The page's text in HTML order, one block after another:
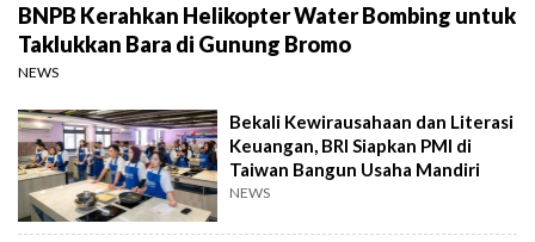
BNPB Kerahkan Helikopter Water Bombing untuk
Taklukkan Bara di Gunung Bromo
NEWS
Bekali Kewirausahaan dan Literasi
Keuangan, BRI Siapkan PMI di
Taiwan Bangun Usaha Mandiri
NEWS